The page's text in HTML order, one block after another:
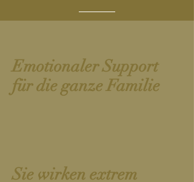
Emotionaler Support
für die ganze Familie
Sie wirken extrem